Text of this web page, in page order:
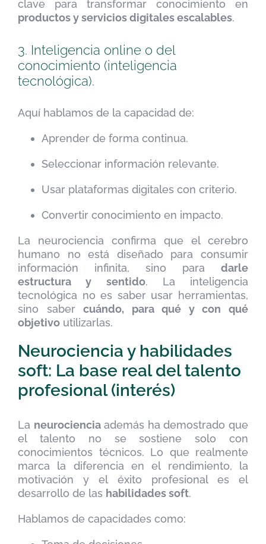
clave para transformar conocimiento en
productos y servicios digitales escalables.
3. Inteligencia online o del
conocimiento (inteligencia
tecnológica).
Aquí hablamos de la capacidad de:
Aprender de forma continua.
Seleccionar información relevante.
Usar plataformas digitales con criterio.
Convertir conocimiento en impacto.
La neurociencia confirma que el cerebro
humano no está diseñado para consumir
información infinita, sino para darle
estructura y sentido. La inteligencia
tecnológica no es saber usar herramientas,
sino sabercuándo, para qué y con qué
objetivo utilizarlas.
Neurociencia y habilidades
soft: La base real del talento
profesional (interés)
La neurocienciaademás ha demostrado que
el talento no se sostiene solo con
conocimientos técnicos. Lo que realmente
marca la diferencia en el rendimiento, la
motivación y el éxito profesional es el
desarrollo de las habilidades soft.
Hablamos de capacidades como: